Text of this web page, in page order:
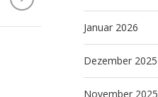
Januar 2026
Dezember 2025
November 2025